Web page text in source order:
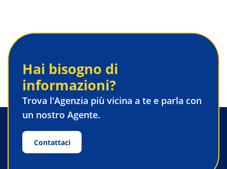
Hai bisogno di
informazioni?
Trova l'Agenzia più vicina a te e parla con
un nostro Agente.
Contattaci